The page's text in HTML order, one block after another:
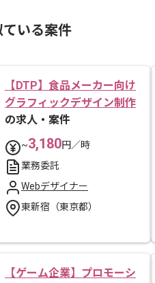
いる案件
【DTP】食品メーカー向け
グラフィックデザイン制作
の求人・案件
~3,180円／時
業務委託
Webデザイナー
東新宿（東京都）
【ゲーム企業】プロモーシ